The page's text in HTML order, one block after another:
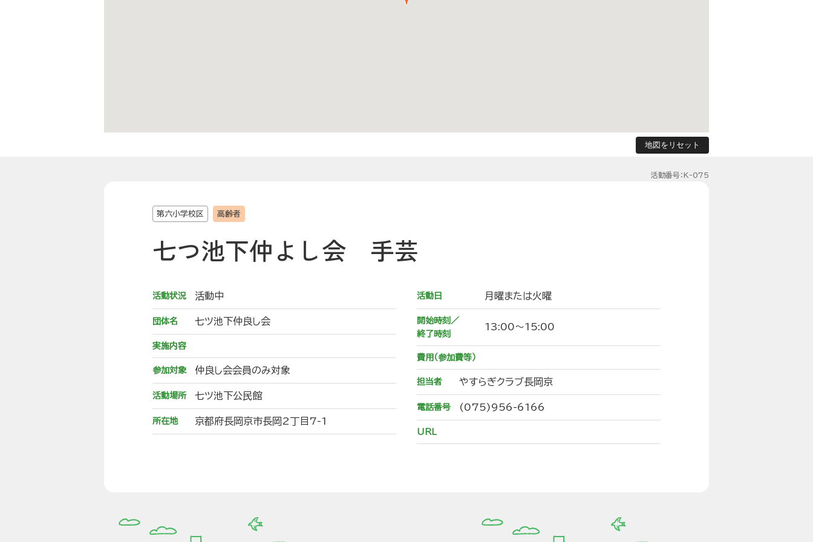
地図をリセット
活動番号：K-075
第六小学校区 高齢者
七つ池下仲よし会 手芸
活動状況 活動中
団体名 七ツ池下仲良し会
実施内容
参加対象 仲良し会会員のみ対象
活動場所 七ツ池下公民館
所在地 京都府長岡京市長岡2丁目7-1
活動日 月曜または火曜
開始時刻／
終了時刻
13:00～15:00
費用（参加費等）
担当者 やすらぎクラブ長岡京
電話番号 (075)956-6166
URL